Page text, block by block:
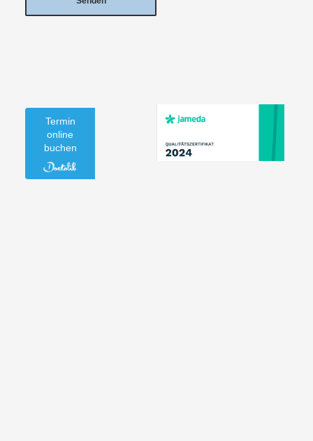
Termin
online
buchen